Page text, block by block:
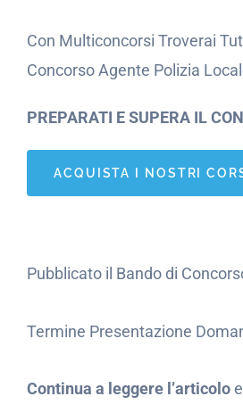
Con Multiconcorsi Troverai
Concorso Agente Polizia
PREPARATI E SUPERA IL
ACQUISTA I NOSTRI
Pubblicato il Bando di
Termine Presentazione
Continua a leggere l’articolo